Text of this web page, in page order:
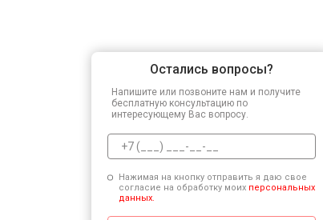
Остались вопросы?
Напишите или позвоните нам и получите
бесплатную консультацию по
интересующему Вас вопросу.
Нажимая на кнопку отправить я даю свое
согласие на обработку моих персональных
данных.